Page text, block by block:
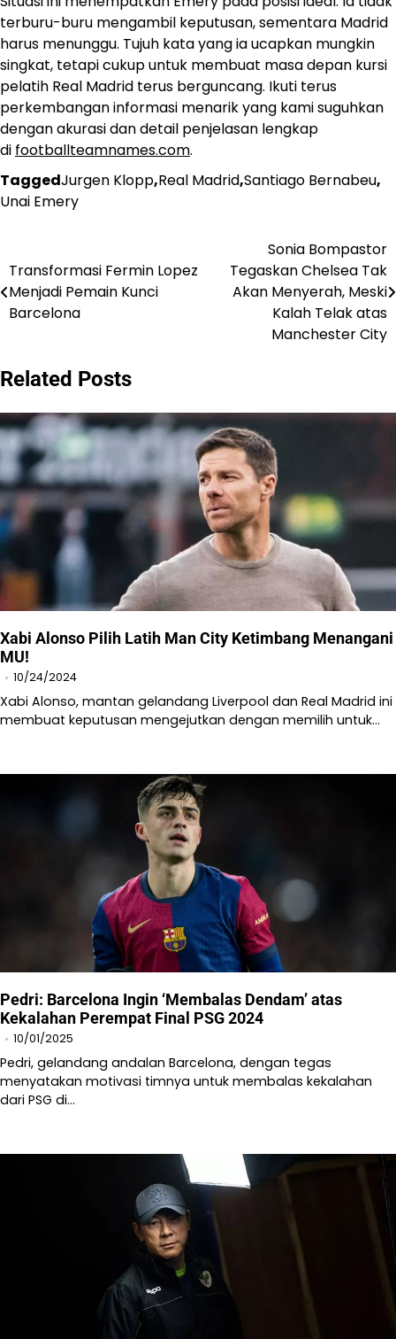
terburu-buru mengambil keputusan, sementara Madrid
harus menunggu. Tujuh kata yang ia ucapkan mungkin
singkat, tetapi cukup untuk membuat masa depan kursi
pelatih Real Madrid terus berguncang. Ikuti terus
perkembangan informasi menarik yang kami suguhkan
dengan akurasi dan detail penjelasan lengkap
di footballteamnames.com.
TaggedJurgen Klopp,Real Madrid,Santiago Bernabeu,
Unai Emery
navigation
Transformasi Fermin Lopez
Menjadi Pemain Kunci
Barcelona
Sonia Bompastor
Tegaskan Chelsea Tak
Akan Menyerah, Meski
Kalah Telak atas
Manchester City
Related Posts
Xabi Alonso Pilih Latih Man City Ketimbang Menangani
MU!
10/24/2024
Xabi Alonso, mantan gelandang Liverpool dan Real Madrid ini
membuat keputusan mengejutkan dengan memilih untuk…
Pedri: Barcelona Ingin ‘Membalas Dendam’ atas
Kekalahan Perempat Final PSG 2024
10/01/2025
Pedri, gelandang andalan Barcelona, dengan tegas
menyatakan motivasi timnya untuk membalas kekalahan
dari PSG di…